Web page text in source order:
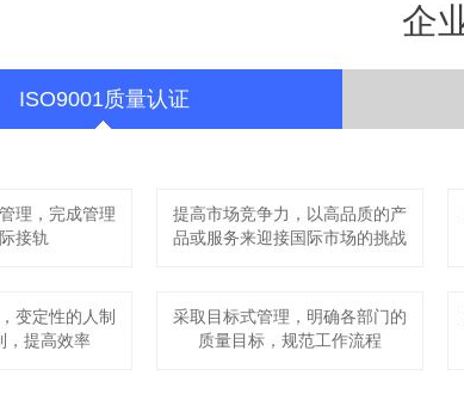
企
ISO9001质量认证
理，完成管理
接轨
提高市场竞争力，以高品质的产
品或服务来迎接国际市场的挑战
变定性的人制
，提高效率
采取目标式管理，明确各部门的
质量目标，规范工作流程